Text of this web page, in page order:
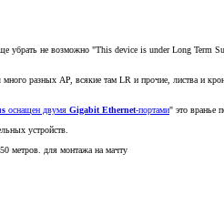
убрать не возможно "This device is under Long
разных AP, всякие там LR и прочие, листва и
оснащен двумя Gigabit Ethernet-портами" это вранье
устройств.
метров. для монтажа на мачту